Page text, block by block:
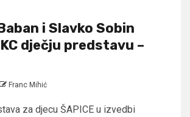
i Slavko Sobin
dječju predstavu –
Franc Mihić
za djecu ŠAPICE u izvedbi